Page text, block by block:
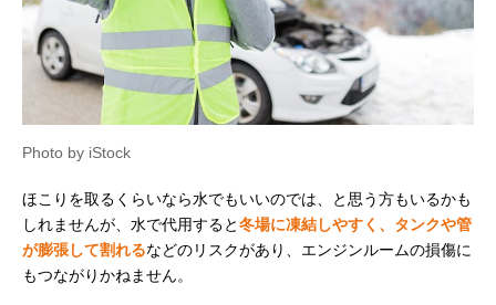
Photo by iStock
ほこりを取るくらいなら水でもいいのでは、と思う方もいるかも
しれませんが、水で代用すると冬場に凍結しやすく、タンクや管
が膨張して割れるなどのリスクがあり、エンジンルームの損傷に
もつながりかねません。